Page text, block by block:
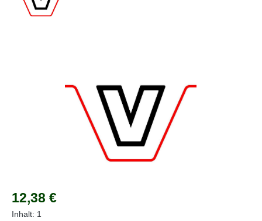
Regulärer Preis:
12,38 €
Inhalt: 1